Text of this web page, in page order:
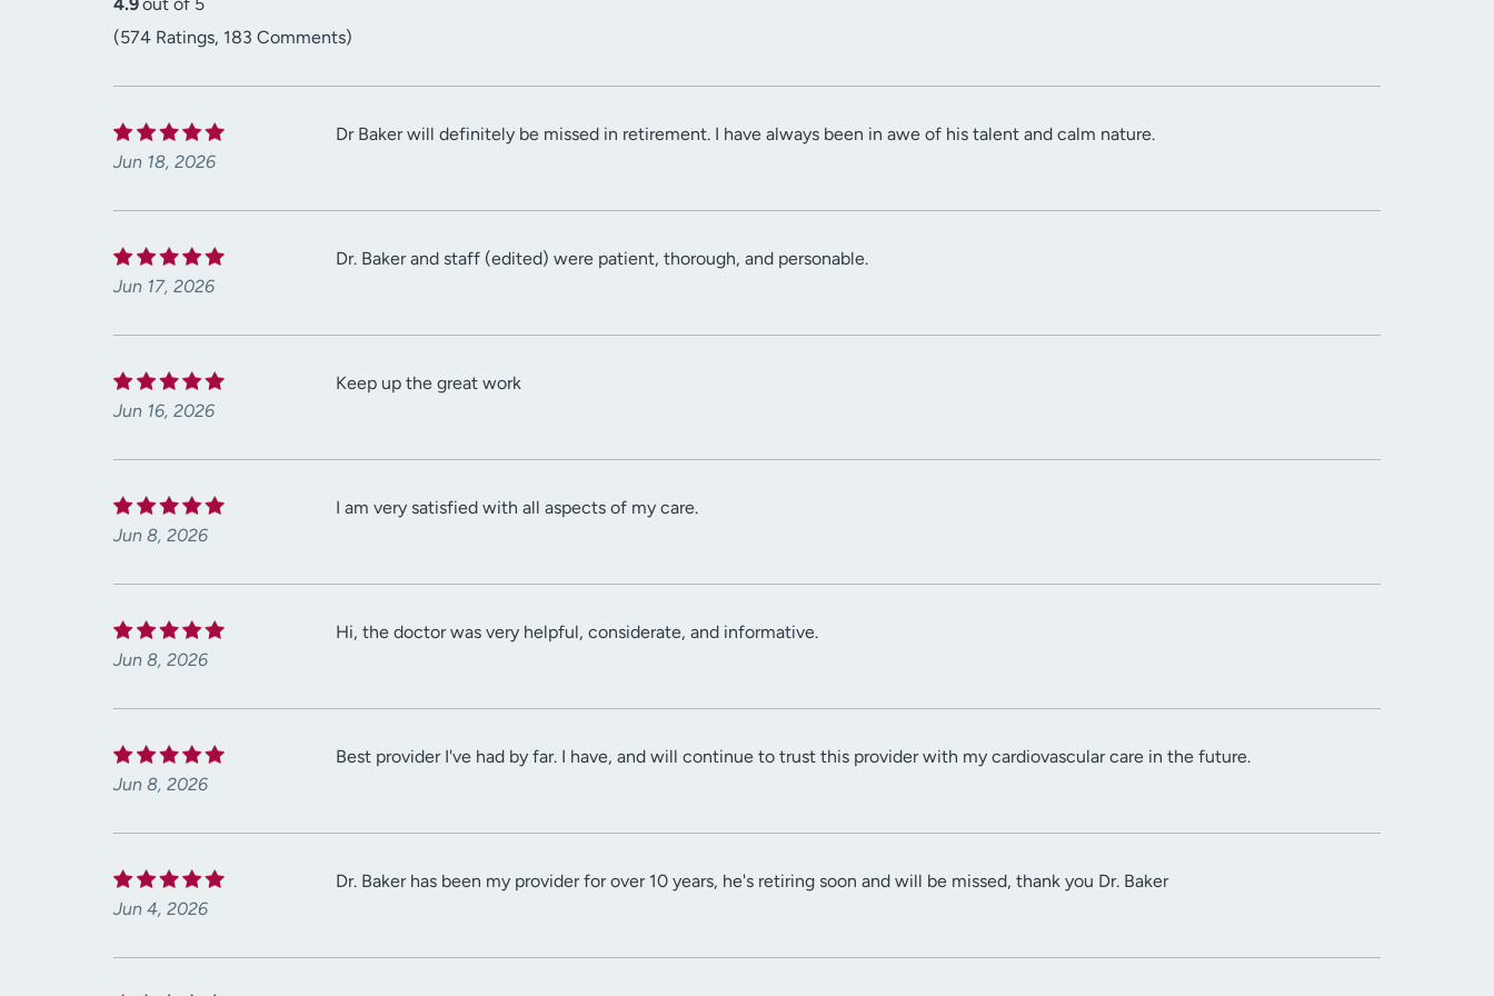
(574 Ratings, 183 Comments)
Jun 18, 2026
Dr Baker will definitely be missed in retirement. I have always been in awe of his talent and calm nature.
Jun 17, 2026
Dr. Baker and staff (edited) were patient, thorough, and personable.
Jun 16, 2026
Keep up the great work
Jun 8, 2026
I am very satisfied with all aspects of my care.
Jun 8, 2026
Hi, the doctor was very helpful, considerate, and informative.
Jun 8, 2026
Best provider I've had by far. I have, and will continue to trust this provider with my cardiovascular care in the future.
Jun 4, 2026
Dr. Baker has been my provider for over 10 years, he's retiring soon and will be missed, thank you Dr. Baker